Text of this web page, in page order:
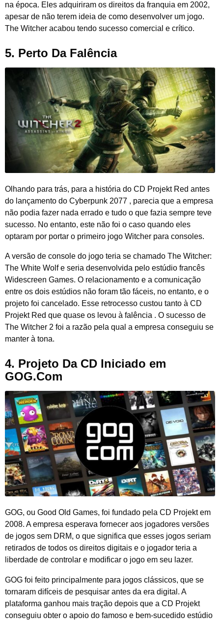
na época. Eles adquiriram os direitos da franquia em 2002,
apesar de não terem ideia de como desenvolver um jogo.
The Witcher acabou tendo sucesso comercial e crítico.
5. Perto Da Falência
Olhando para trás, para a história do CD Projekt Red antes
do lançamento do Cyberpunk 2077 , parecia que a empresa
não podia fazer nada errado e tudo o que fazia sempre teve
sucesso. No entanto, este não foi o caso quando eles
optaram por portar o primeiro jogo Witcher para consoles.
A versão de console do jogo teria se chamado The Witcher:
The White Wolf e seria desenvolvida pelo estúdio francês
Widescreen Games. O relacionamento e a comunicação
entre os dois estúdios não foram tão fáceis, no entanto, e o
projeto foi cancelado. Esse retrocesso custou tanto à CD
Projekt Red que quase os levou à falência . O sucesso de
The Witcher 2 foi a razão pela qual a empresa conseguiu se
manter à tona.
4. Projeto Da CD Iniciado em
GOG.Com
GOG, ou Good Old Games, foi fundado pela CD Projekt em
2008. A empresa esperava fornecer aos jogadores versões
de jogos sem DRM, o que significa que esses jogos seriam
retirados de todos os direitos digitais e o jogador teria a
liberdade de controlar e modificar o jogo em seu lazer.
GOG foi feito principalmente para jogos clássicos, que se
tornaram difíceis de pesquisar antes da era digital. A
plataforma ganhou mais tração depois que a CD Projekt
conseguiu obter o apoio do famoso e bem-sucedido estúdio